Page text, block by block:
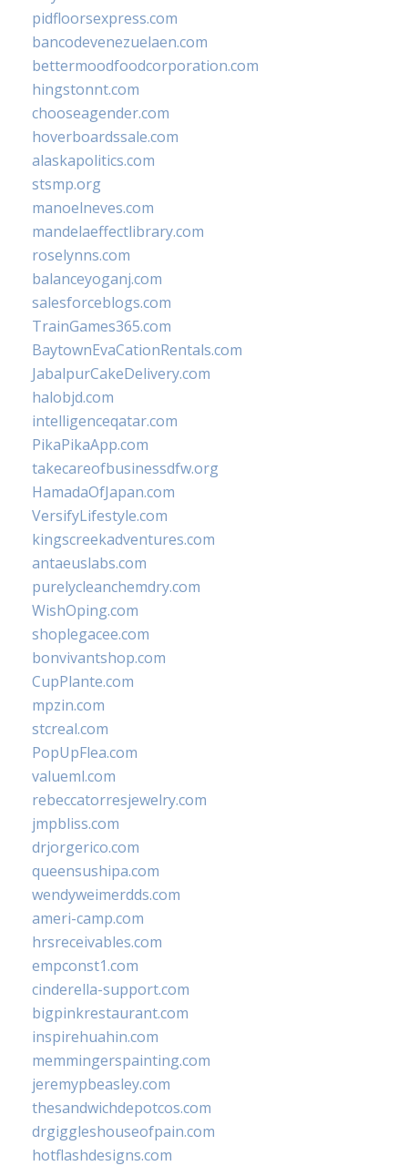
pidfloorsexpress.com
bancodevenezuelaen.com
bettermoodfoodcorporation.com
hingstonnt.com
chooseagender.com
hoverboardssale.com
alaskapolitics.com
stsmp.org
manoelneves.com
mandelaeffectlibrary.com
roselynns.com
balanceyoganj.com
salesforceblogs.com
TrainGames365.com
BaytownEvaCationRentals.com
JabalpurCakeDelivery.com
halobjd.com
intelligenceqatar.com
PikaPikaApp.com
takecareofbusinessdfw.org
HamadaOfJapan.com
VersifyLifestyle.com
kingscreekadventures.com
antaeuslabs.com
purelycleanchemdry.com
WishOping.com
shoplegacee.com
bonvivantshop.com
CupPlante.com
mpzin.com
stcreal.com
PopUpFlea.com
valueml.com
rebeccatorresjewelry.com
jmpbliss.com
drjorgerico.com
queensushipa.com
wendyweimerdds.com
ameri-camp.com
hrsreceivables.com
empconst1.com
cinderella-support.com
bigpinkrestaurant.com
inspirehuahin.com
memmingerspainting.com
jeremypbeasley.com
thesandwichdepotcos.com
drgiggleshouseofpain.com
hotflashdesigns.com